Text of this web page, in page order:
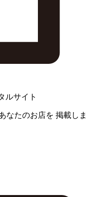
ルサイト
なたのお店を 掲載しま